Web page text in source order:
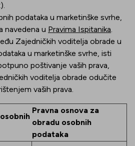
podataka u marketinške svrhe,
navedena u Pravima Ispitanika.
Zajedničkih voditelja obrade u
u marketinške svrhe, isti
poštivanje vaših prava,
voditelja obrade odučite
vaših prava.
Pravna osnova za
obradu osobnih
podataka